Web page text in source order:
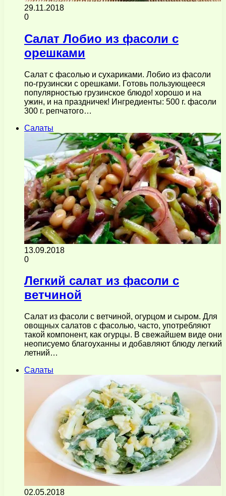
29.11.2018
0
Салат Лобио из фасоли с
орешками
Салат с фасолью и сухариками. Лобио из фасоли
по-грузински с орешками. Готовь пользующееся
популярностью грузинское блюдо! хорошо и на
ужин, и на праздничек! Ингредиенты: 500 г. фасоли
300 г. репчатого…
Салаты
13.09.2018
0
Легкий салат из фасоли с
ветчиной
Салат из фасоли с ветчиной, огурцом и сыром. Для
овощных салатов с фасолью, часто, употребляют
такой компонент, как огурцы. В свежайшем виде они
неописуемо благоуханны и добавляют блюду легкий
летний…
Салаты
02.05.2018